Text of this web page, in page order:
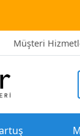
Müşteri